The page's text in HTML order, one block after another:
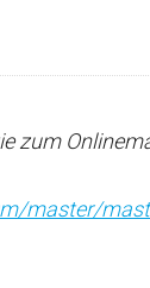
master/